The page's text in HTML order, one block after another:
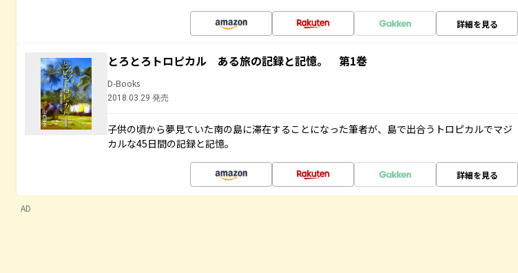
詳細を見る
とろとろトロピカル ある旅の記録と記憶。 第1巻
D-Books
2018.03.29 発売
子供の頃から夢見ていた南の島に滞在することになった筆者が、島で出合うトロピカルでマジ
カルな45日間の記録と記憶。
詳細を見る
AD